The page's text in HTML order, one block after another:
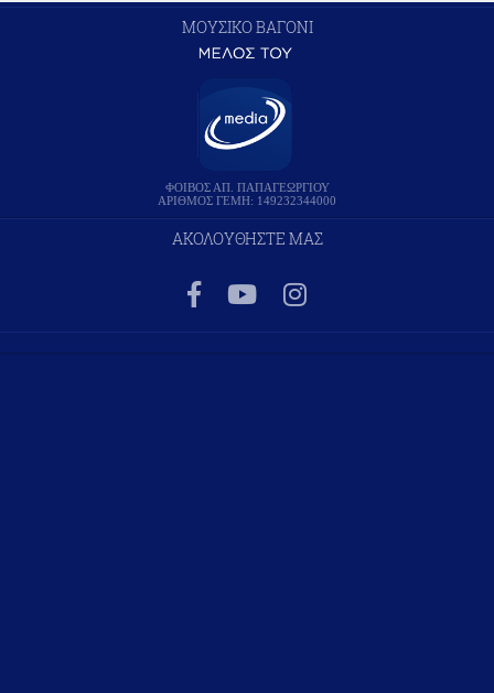
ΜΟΥΣΙΚΟ ΒΑΓΟΝΙ
ΦΟΙΒΟΣ ΑΠ. ΠΑΠΑΓΕΩΡΓΙΟΥ
ΑΡΙΘΜΟΣ ΓΕΜΗ: 149232344000
ΑΚΟΛΟΥΘΗΣΤΕ ΜΑΣ